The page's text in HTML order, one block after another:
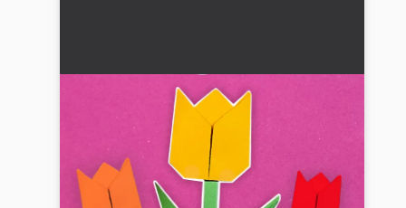
Papirtulipan (Origami-tulipan):
Vejledning med fotos og video til
Lær, hvordan du kan folde en smuk tulipan i
papir med enkle origami-teknikker. Perfekt gør-
det-selv idé for børn med detaljerede billeder